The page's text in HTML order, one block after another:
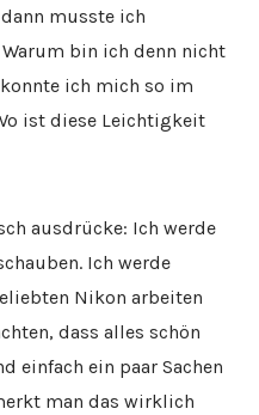
musste ich
bin ich denn nicht
ich mich so im
ist diese Leichtigkeit
ausdrücke: Ich werde
Ich werde
Nikon arbeiten
dass alles schön
einfach ein paar Sachen
man das wirklich